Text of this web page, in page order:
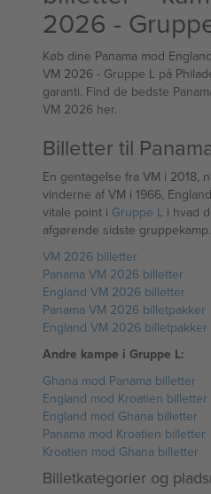
2026 -
Køb dine Panama mod
VM 2026 - Gruppe L på
garanti. Find de bedste
VM 2026 her.
Billetter til
En gentagelse fra VM i 2018,
vinderne af VM i 1966,
vitale point i Gruppe L i hvad
afgørende sidste gruppekamp.
VM 2026 billetter
Panama VM 2026 billetter
England VM 2026 billetter
Panama VM 2026 billetpakker
England VM 2026 billetpakker
Andre kampe i Gruppe L:
Ghana mod Panama billetter
England mod Kroatien billetter
England mod Ghana billetter
Panama mod Kroatien billetter
Kroatien mod Ghana billetter
Billetkategorier og